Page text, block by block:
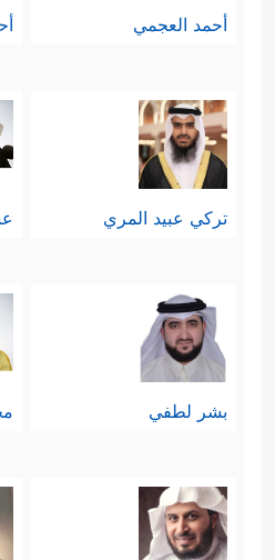
أحمد العجمي
تركي عبيد المري
بشر لطفي